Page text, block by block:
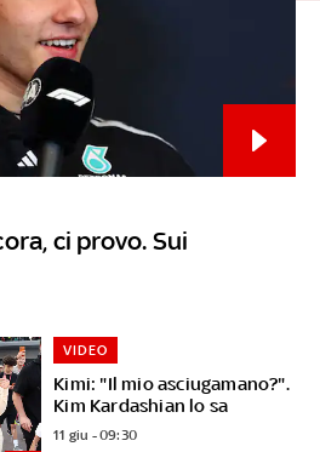
ci provo. Sui
Kimi: "Il mio asciugamano?".
Kim Kardashian lo sa
VIDEO
11 giu - 09:30